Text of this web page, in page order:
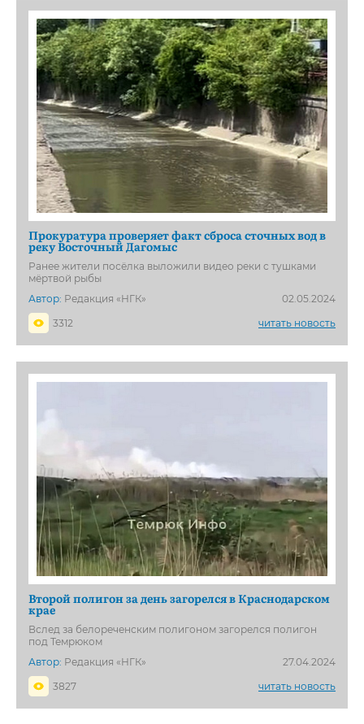
Прокуратура проверяет факт сброса сточных вод в
реку Восточный Дагомыс
Ранее жители посёлка выложили видео реки с тушками
мёртвой рыбы
Автор: Редакция «НГК»
02.05.2024
3312
читать новость
Второй полигон за день загорелся в Краснодарском
крае
Вслед за белореченским полигоном загорелся полигон
под Темрюком
Автор: Редакция «НГК»
27.04.2024
3827
читать новость